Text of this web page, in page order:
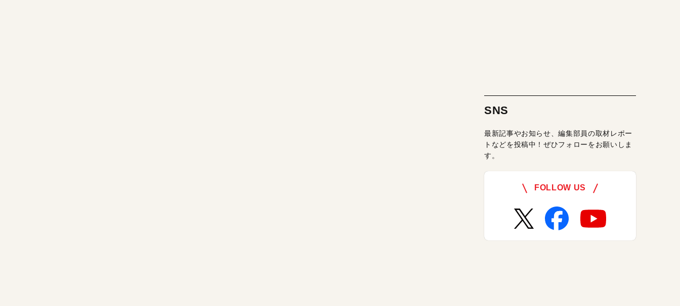
SNS
最新記事やお知らせ、編集部員の取材レポー
トなどを投稿中！ぜひフォローをお願いしま
す。
FOLLOW US